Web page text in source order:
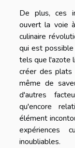
De plus, ces
ouvert la voie
culinaire
qui est
tels que l'azote
créer des
même de
d'autres
qu'encore
élément
expériences
inoubliables.